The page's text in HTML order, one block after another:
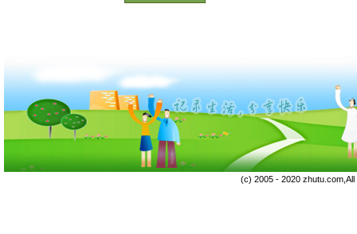
(c) 2005 - 2020